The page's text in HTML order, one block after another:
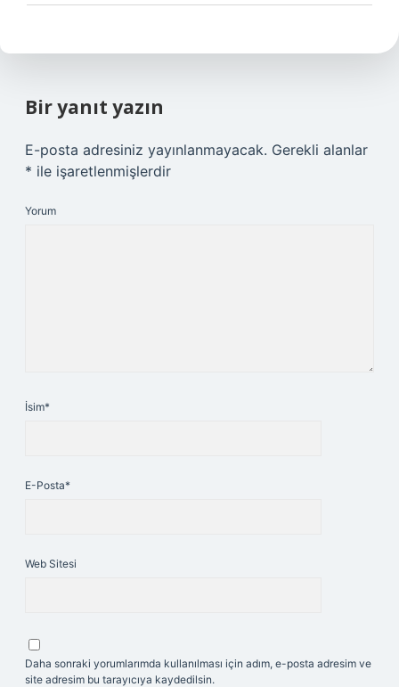
Bir yanıt yazın
E-posta adresiniz yayınlanmayacak. Gerekli alanlar
* ile işaretlenmişlerdir
Yorum
İsim*
E-Posta*
Web Sitesi
Daha sonraki yorumlarımda kullanılması için adım, e-posta adresim ve
site adresim bu tarayıcıya kaydedilsin.